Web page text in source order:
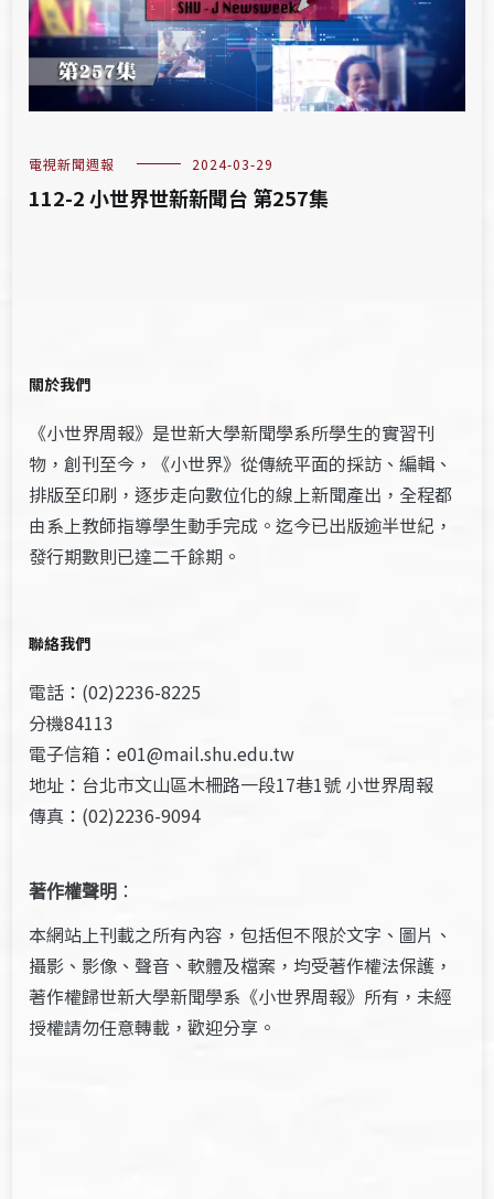
電視新聞週報 2024-03-29
112-2 小世界世新新聞台 第257集
關於我們
《小世界周報》是世新大學新聞學系所學生的實習刊
物，創刊至今，《小世界》從傳統平面的採訪、編輯、
排版至印刷，逐步走向數位化的線上新聞產出，全程都
由系上教師指導學生動手完成。迄今已出版逾半世紀，
發行期數則已達二千餘期。
聯絡我們
電話：(02)2236-8225
分機84113
電子信箱：e01@mail.shu.edu.tw
地址：台北市文山區木柵路一段17巷1號 小世界周報
傳真：(02)2236-9094
著作權聲明 ：
本網站上刊載之所有內容，包括但不限於文字、圖片、
攝影、影像、聲音、軟體及檔案，均受著作權法保護，
著作權歸世新大學新聞學系《小世界周報》所有，未經
授權請勿任意轉載，歡迎分享。